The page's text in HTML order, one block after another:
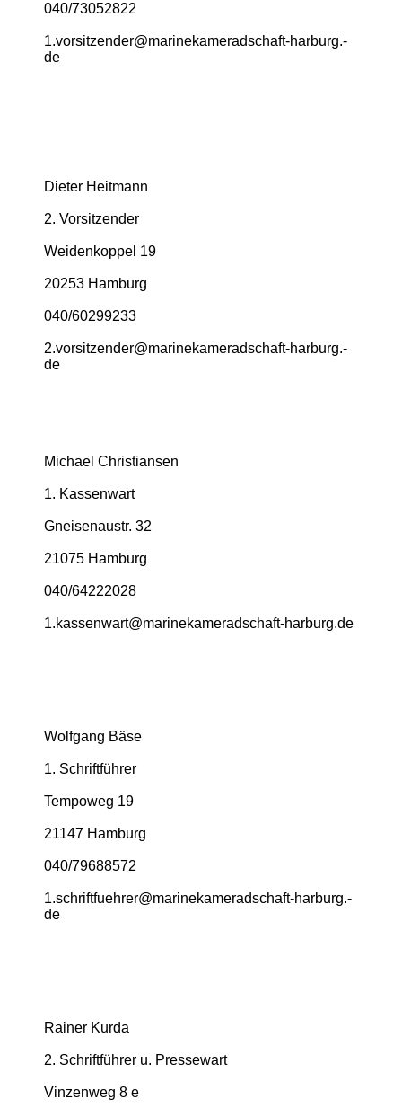
040/73052822
1.­vorsitzender@­marinekameradschaft-­harburg.­
de
Dieter Heitmann
2. Vorsitzender
Weidenkoppel 19
20253 Hamburg
040/60299233
2.­vorsitzender@­marinekameradschaft-­harburg.­
de
Michael Christiansen
1. Kassenwart
Gneisenaustr. 32
21075 Hamburg
040/64222028
1.­kassenwart@­marinekameradschaft-­harburg.­de
Wolfgang Bäse
1. Schriftführer
Tempoweg 19
21147 Hamburg
040/79688572
1.­schriftfuehrer@­marinekameradschaft-­harburg.­
de
Rainer Kurda
2. Schriftführer u. Pressewart
Vinzenweg 8 e